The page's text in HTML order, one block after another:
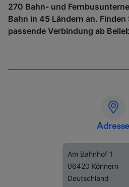
270 Bahn- und
Bahn in 45 Ländern an. Finden
passende Verbindung ab
Adresse
Am Bahnhof 1
06420 Könnern
Deutschland